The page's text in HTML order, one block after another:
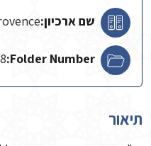
שם ארכיון:
Folder Number:
תיאור